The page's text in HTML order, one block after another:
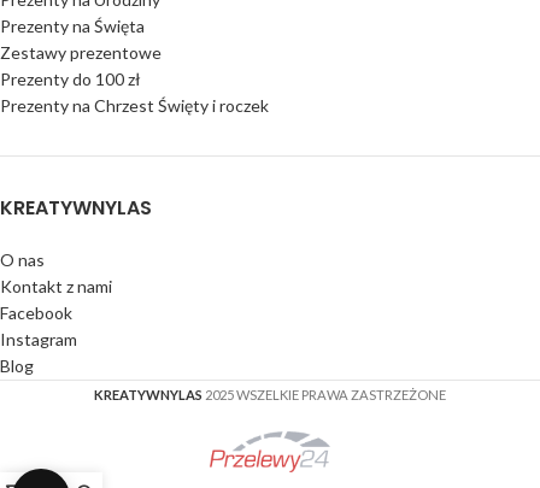
Prezenty na Święta
Zestawy prezentowe
Prezenty do 100 zł
Prezenty na Chrzest Święty i roczek
KREATYWNYLAS
O nas
Kontakt z nami
Facebook
Instagram
Blog
KREATYWNYLAS 2025 WSZELKIE PRAWA ZASTRZEŻONE